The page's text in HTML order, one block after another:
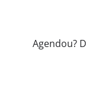
Agendou?